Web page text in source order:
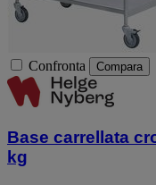
Confronta Compara
Base carrellata
kg